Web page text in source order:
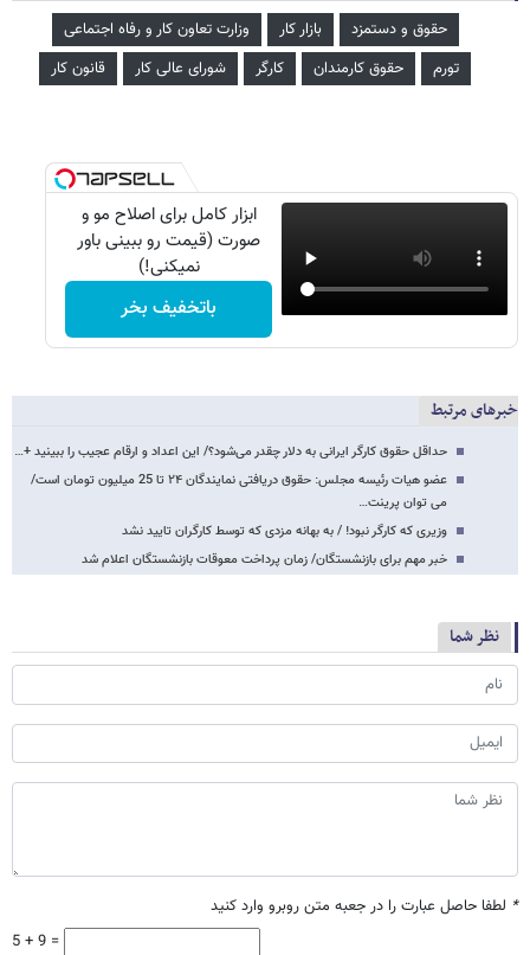
حقوق و دستمزد بازار کار
وزارت تعاون کار و رفاه اجتماعی
تورم
حقوق کارمندان کارگر شورای عالی کار قانون کار
ابزار کامل برای اصلاح مو و
صورت (قیمت رو ببینی باور
نمیکنی!)
باتخفیف بخر
خبرهای مرتبط
حداقل حقوق کارگر ایرانی به دلار چقدر می‌شود؟/ این اعداد و ارقام عجیب را ببینید +…
عضو هیات رئیسه مجلس: حقوق دریافتی نمایندگان ۲۴ تا 25 میلیون تومان است/
می توان پرینت…
وزیری که کارگر نبود! / به بهانه مزدی که توسط کارگران تایید نشد
خبر مهم برای بازنشستگان/ زمان پرداخت معوقات بازنشستگان اعلام شد
نظر شما
* لطفا حاصل عبارت را در جعبه متن روبرو وارد کنید
5 + 9 =